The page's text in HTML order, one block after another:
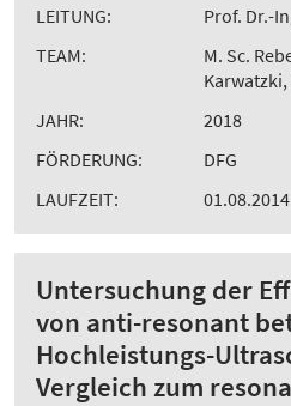
LEITUNG:
Prof. Dr.-
TEAM:
M. Sc.
Karwatzki,
JAHR:
2018
FÖRDERUNG:
DFG
LAUFZEIT:
Untersuchung der
von anti-resonant
Hochleistungs-
Vergleich zum